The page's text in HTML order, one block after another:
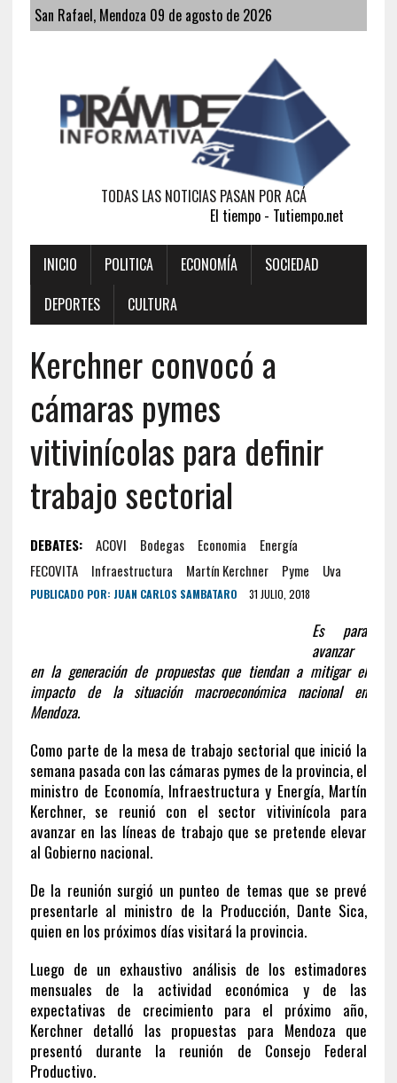
San Rafael, Mendoza 09 de agosto de 2026
TODAS LAS NOTICIAS PASAN POR ACÁ
El tiempo - Tutiempo.net
INICIO POLITICA ECONOMÍA
SOCIEDAD
DEPORTES
CULTURA
Kerchner convocó a
cámaras pymes
vitivinícolas para definir
trabajo sectorial
DEBATES: ACOVI Bodegas Economia
Energía
FECOVITA
Infraestructura Martín Kerchner Pyme Uva
PUBLICADO POR: JUAN CARLOS SAMBATARO 31 JULIO, 2018
Es para
avanzar
en la generación de propuestas que tiendan a mitigar el
impacto de la situación macroeconómica nacional en
Mendoza.
Como parte de la mesa de trabajo sectorial que inició la
semana pasada con las cámaras pymes de la provincia, el
ministro de Economía, Infraestructura y Energía, Martín
Kerchner, se reunió con el sector vitivinícola para
avanzar en las líneas de trabajo que se pretende elevar
al Gobierno nacional.
De la reunión surgió un punteo de temas que se prevé
presentarle al ministro de la Producción, Dante Sica,
quien en los próximos días visitará la provincia.
Luego de un exhaustivo análisis de los estimadores
mensuales de la actividad económica y de las
expectativas de crecimiento para el próximo año,
Kerchner detalló las propuestas para Mendoza que
presentó durante la reunión de Consejo Federal
Productivo.